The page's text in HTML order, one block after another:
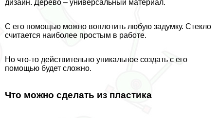
дизайн. Дерево – универсальный материал.
С его помощью можно воплотить любую задумку. Стекло
считается наиболее простым в работе.
Но что-то действительно уникальное создать с его
помощью будет сложно.
Что можно сделать из пластика